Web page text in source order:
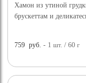
Хамон из утиной
брускеттам и
759 руб. - 1шт. / 60г